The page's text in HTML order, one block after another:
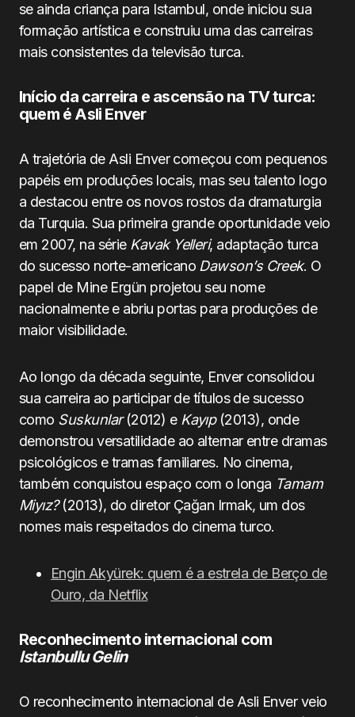
se ainda criança para Istambul, onde iniciou sua
formação artística e construiu uma das carreiras
mais consistentes da televisão turca.
Início da carreira e ascensão na TV turca:
quem é Asli Enver
A trajetória de Asli Enver começou com pequenos
papéis em produções locais, mas seu talento logo
a destacou entre os novos rostos da dramaturgia
da Turquia. Sua primeira grande oportunidade veio
em 2007, na série Kavak Yelleri, adaptação turca
do sucesso norte-americano Dawson’s Creek. O
papel de Mine Ergün projetou seu nome
nacionalmente e abriu portas para produções de
maior visibilidade.
Ao longo da década seguinte, Enver consolidou
sua carreira ao participar de títulos de sucesso
como Suskunlar(2012) e Kayıp(2013), onde
demonstrou versatilidade ao alternar entre dramas
psicológicos e tramas familiares. No cinema,
também conquistou espaço com o longa Tamam
Miyız?(2013), do diretor Çağan Irmak, um dos
nomes mais respeitados do cinema turco.
Engin Akyürek: quem é a estrela de Berço de
Ouro, da Netflix
Reconhecimento internacional com
Istanbullu Gelin
O reconhecimento internacional de Asli Enver veio